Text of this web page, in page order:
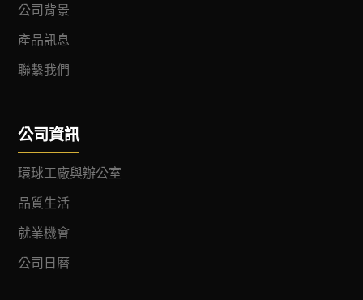
公司背景
產品訊息
聯繫我們
公司資訊
環球工廠與辦公室
品質生活
就業機會
公司日曆